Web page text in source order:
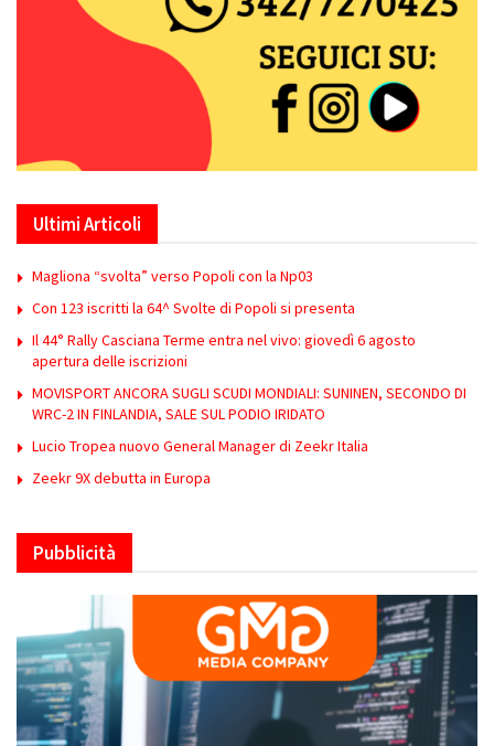
Ultimi Articoli
Magliona “svolta” verso Popoli con la Np03
Con 123 iscritti la 64^ Svolte di Popoli si presenta
Il 44° Rally Casciana Terme entra nel vivo: giovedì 6 agosto
apertura delle iscrizioni
MOVISPORT ANCORA SUGLI SCUDI MONDIALI: SUNINEN, SECONDO DI
WRC-2 IN FINLANDIA, SALE SUL PODIO IRIDATO
Lucio Tropea nuovo General Manager di Zeekr Italia
Zeekr 9X debutta in Europa
Pubblicità